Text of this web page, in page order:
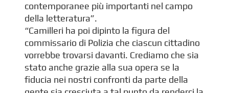
contemporanee più importanti nel campo
della letteratura”.
“Camilleri ha poi dipinto la figura del
commissario di Polizia che ciascun cittadino
vorrebbe trovarsi davanti. Crediamo che sia
stato anche grazie alla sua opera se la
fiducia nei nostri confronti da parte della